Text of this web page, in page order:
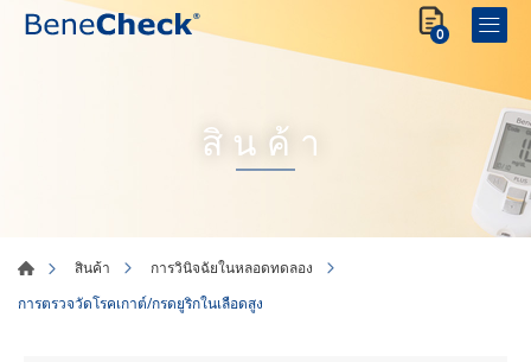
0
สินค้า
สินค้า
การวินิจฉัยในหลอดทดลอง
การตรวจวัดโรคเกาต์/กรดยูริกในเลือดสูง